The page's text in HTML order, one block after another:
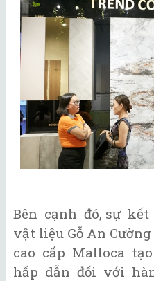
Bên cạnh đó, sự
vật liệu Gỗ An
cao cấp Malloca
hấp dẫn đối với